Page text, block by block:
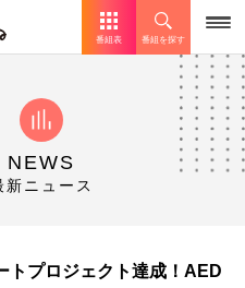
番組表 番組を探す
NEWS
新ニュース
トプロジェクト達成！AED